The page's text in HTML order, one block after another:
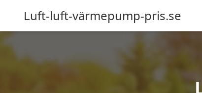
Luft-luft-värmepump-pris.se